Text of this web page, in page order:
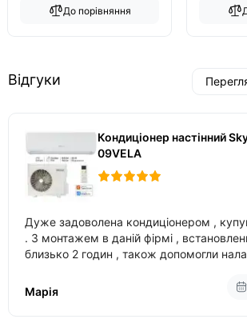
До порівняння
Відгуки
Кондиціонер настінний
09VELA
Дуже задоволена кондиціонером ,
. З монтажем в даній фірмі , встановлення зайняло
близько 2 годин , також допомогли налаштувати
Марія